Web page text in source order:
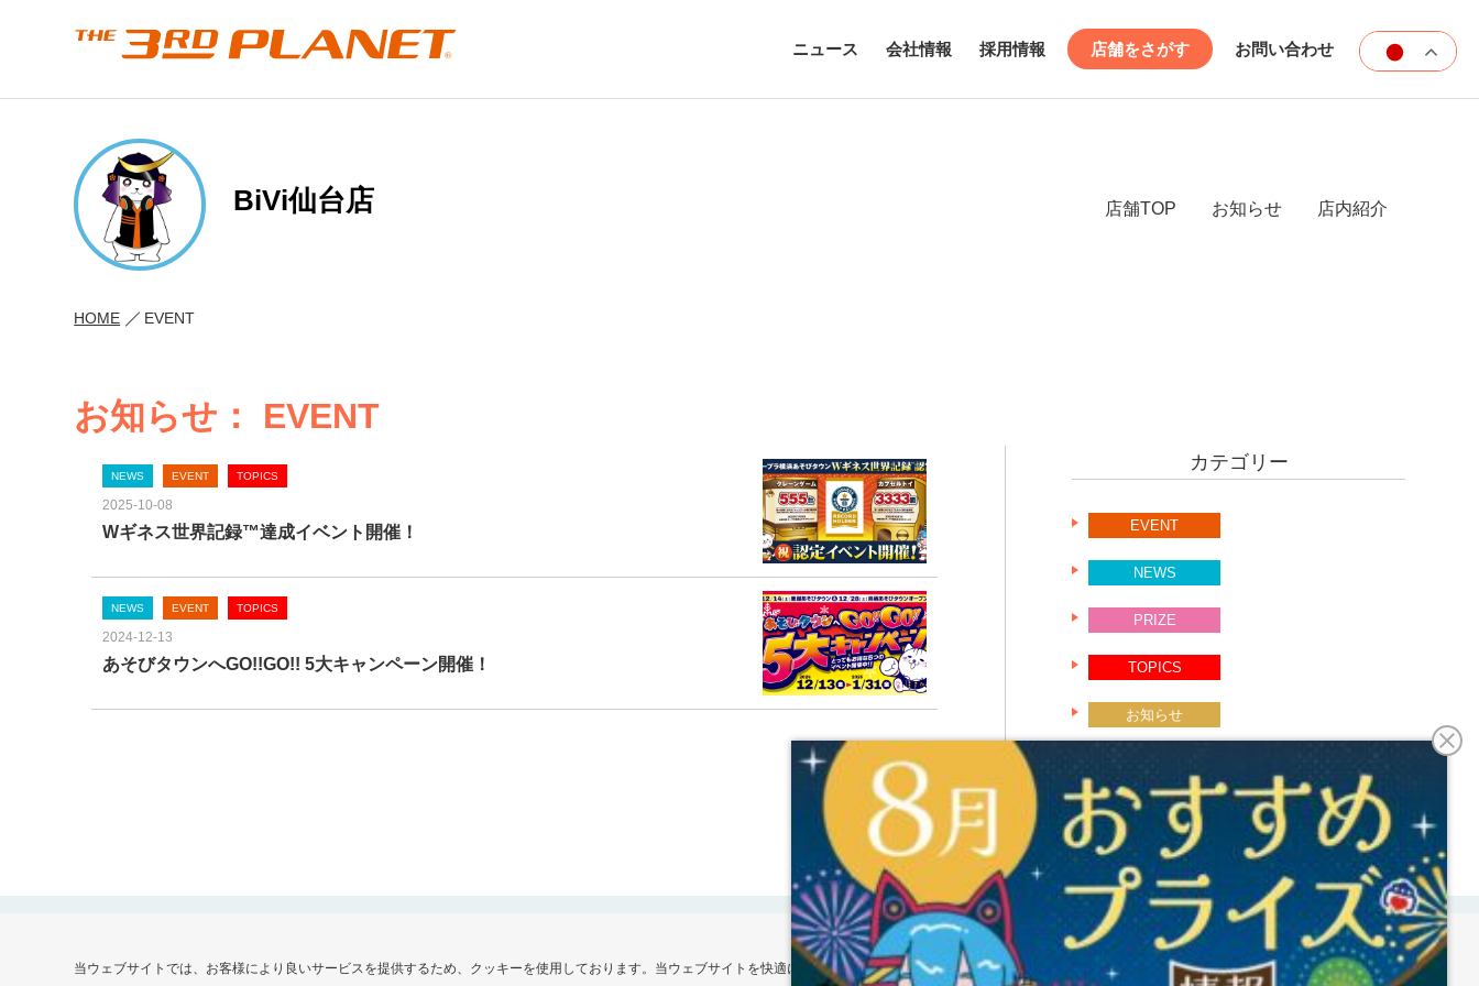
ニュース 会社情報 採用情報 店舗をさがす お問い合わせ
当ウェブサイトでは、お客様により良いサービスを提供するため、クッキーを使用しております。当ウェブサイトを快適にご利用いただくため、クッキーの使用にご同意くださ
BiVi仙台店 店舗TOP お知らせ 店内紹介
HOME EVENT
お知らせ： EVENT
NEWS EVENT TOPICS
2025-10-08
Wギネス世界記録™達成イベント開催！
NEWS EVENT TOPICS
2024-12-13
あそびタウンへGO!!GO!! 5大キャンペーン開催！
カテゴリー
EVENT
NEWS
PRIZE
TOPICS
お知らせ
会社情報 サイトポリシー プライバシーポリシー 個人情報公表事項 カスタマーハラスメントに対する基本方針 クッキーについて サイトマップ